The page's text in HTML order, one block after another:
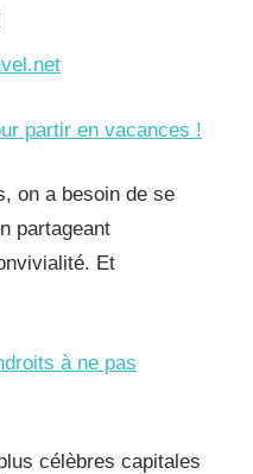
partir en vacances !
on a besoin de se
partageant
Et
à ne pas
célèbres capitales